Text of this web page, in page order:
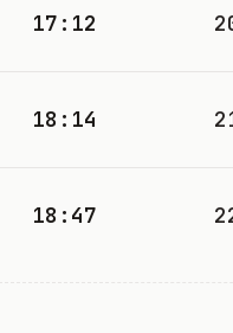
17:12
18:14
18:47